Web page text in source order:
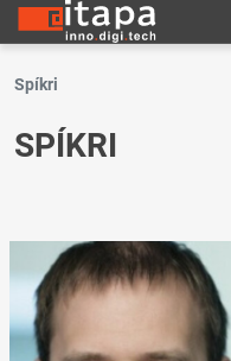
Spíkri
SPÍKRI